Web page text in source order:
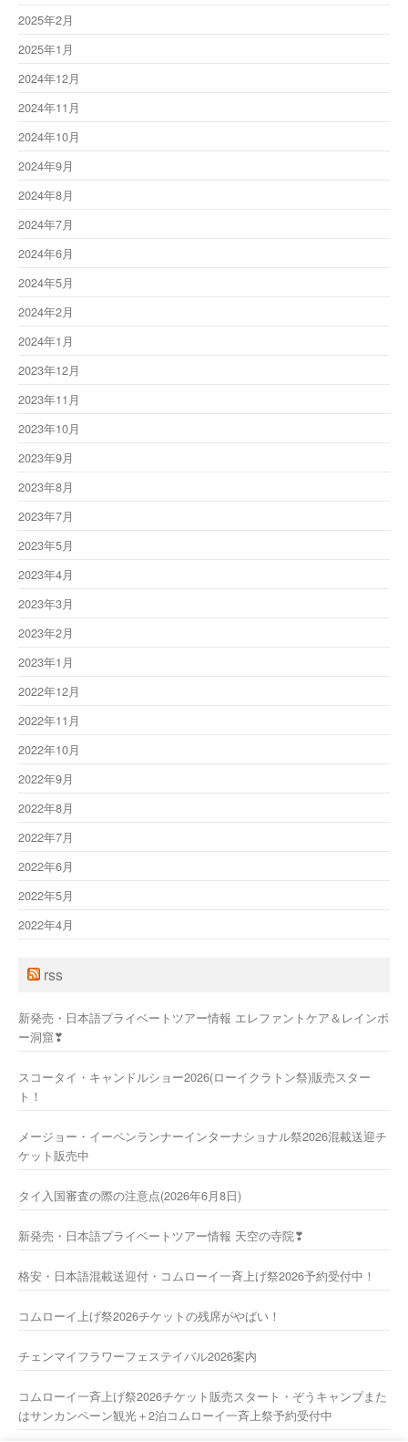
2025年2月
2025年1月
2024年12月
2024年11月
2024年10月
2024年9月
2024年8月
2024年7月
2024年6月
2024年5月
2024年2月
2024年1月
2023年12月
2023年11月
2023年10月
2023年9月
2023年8月
2023年7月
2023年5月
2023年4月
2023年3月
2023年2月
2023年1月
2022年12月
2022年11月
2022年10月
2022年9月
2022年8月
2022年7月
2022年6月
2022年5月
2022年4月
rss
新発売・日本語プライベートツアー情報 エレファントケア＆レインボ
ー洞窟❣
スコータイ・キャンドルショー2026(ローイクラトン祭)販売スター
ト！
メージョー・イーペンランナーインターナショナル祭2026混載送迎チ
ケット販売中
タイ入国審査の際の注意点(2026年6月8日)
新発売・日本語プライベートツアー情報 天空の寺院❣
格安・日本語混載送迎付・コムローイ一斉上げ祭2026予約受付中！
コムローイ上げ祭2026チケットの残席がやばい！
チェンマイフラワーフェステイバル2026案内
コムローイ一斉上げ祭2026チケット販売スタート・ぞうキャンプまた
はサンカンペーン観光＋2泊コムローイ一斉上祭予約受付中